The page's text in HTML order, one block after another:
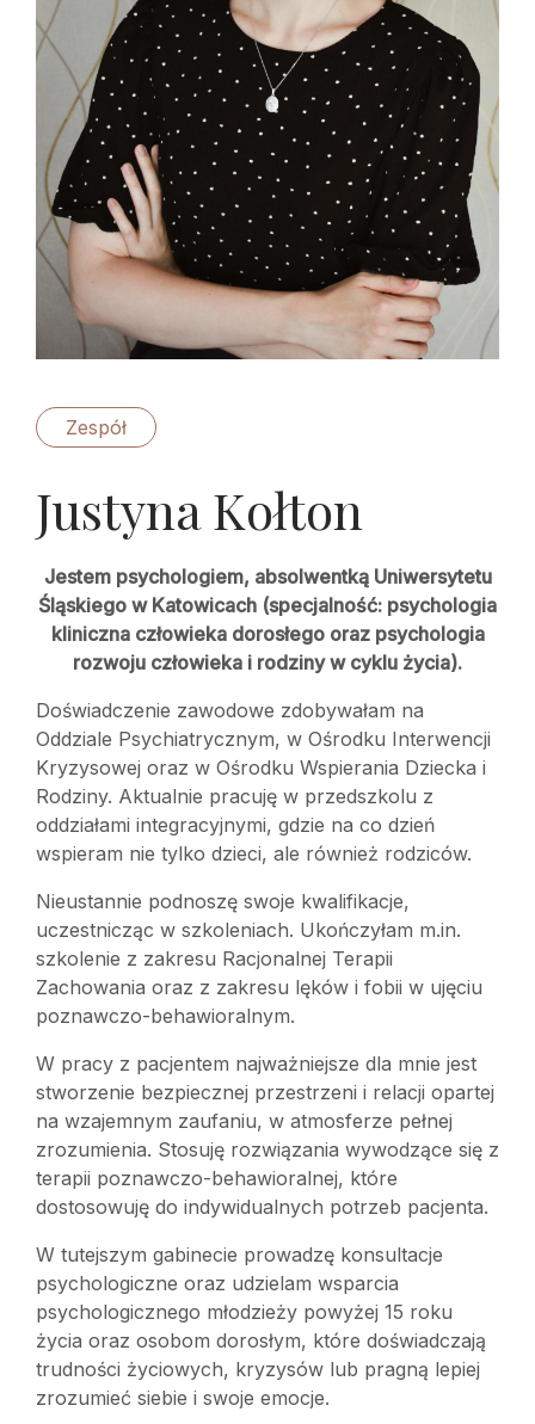
Zespół
Justyna Kołton
Jestem psychologiem, absolwentką Uniwersytetu
Śląskiego w Katowicach (specjalność: psychologia
kliniczna człowieka dorosłego oraz psychologia
rozwoju człowieka i rodziny w cyklu życia).
Doświadczenie zawodowe zdobywałam na
Oddziale Psychiatrycznym, w Ośrodku Interwencji
Kryzysowej oraz w Ośrodku Wspierania Dziecka i
Rodziny. Aktualnie pracuję w przedszkolu z
oddziałami integracyjnymi, gdzie na co dzień
wspieram nie tylko dzieci, ale również rodziców.
Nieustannie podnoszę swoje kwalifikacje,
uczestnicząc w szkoleniach. Ukończyłam m.in.
szkolenie z zakresu Racjonalnej Terapii
Zachowania oraz z zakresu lęków i fobii w ujęciu
poznawczo-behawioralnym.
W pracy z pacjentem najważniejsze dla mnie jest
stworzenie bezpiecznej przestrzeni i relacji opartej
na wzajemnym zaufaniu, w atmosferze pełnej
zrozumienia. Stosuję rozwiązania wywodzące się z
terapii poznawczo-behawioralnej, które
dostosowuję do indywidualnych potrzeb pacjenta.
W tutejszym gabinecie prowadzę konsultacje
psychologiczne oraz udzielam wsparcia
psychologicznego młodzieży powyżej 15 roku
życia oraz osobom dorosłym, które doświadczają
trudności życiowych, kryzysów lub pragną lepiej
zrozumieć siebie i swoje emocje.